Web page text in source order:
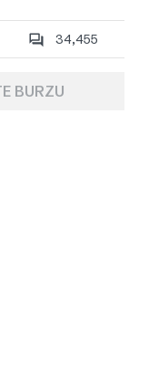
34,455
BURZU